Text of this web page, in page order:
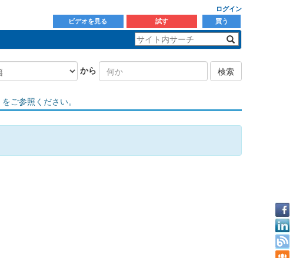
ログイン
ビデオを見る
試す 買う
から 検索
をご参照ください。